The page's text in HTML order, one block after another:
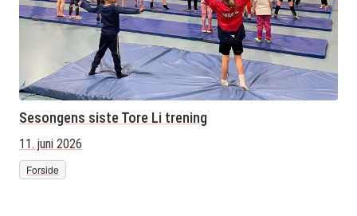
Sesongens siste Tore Li trening
11. juni 2026
Forside